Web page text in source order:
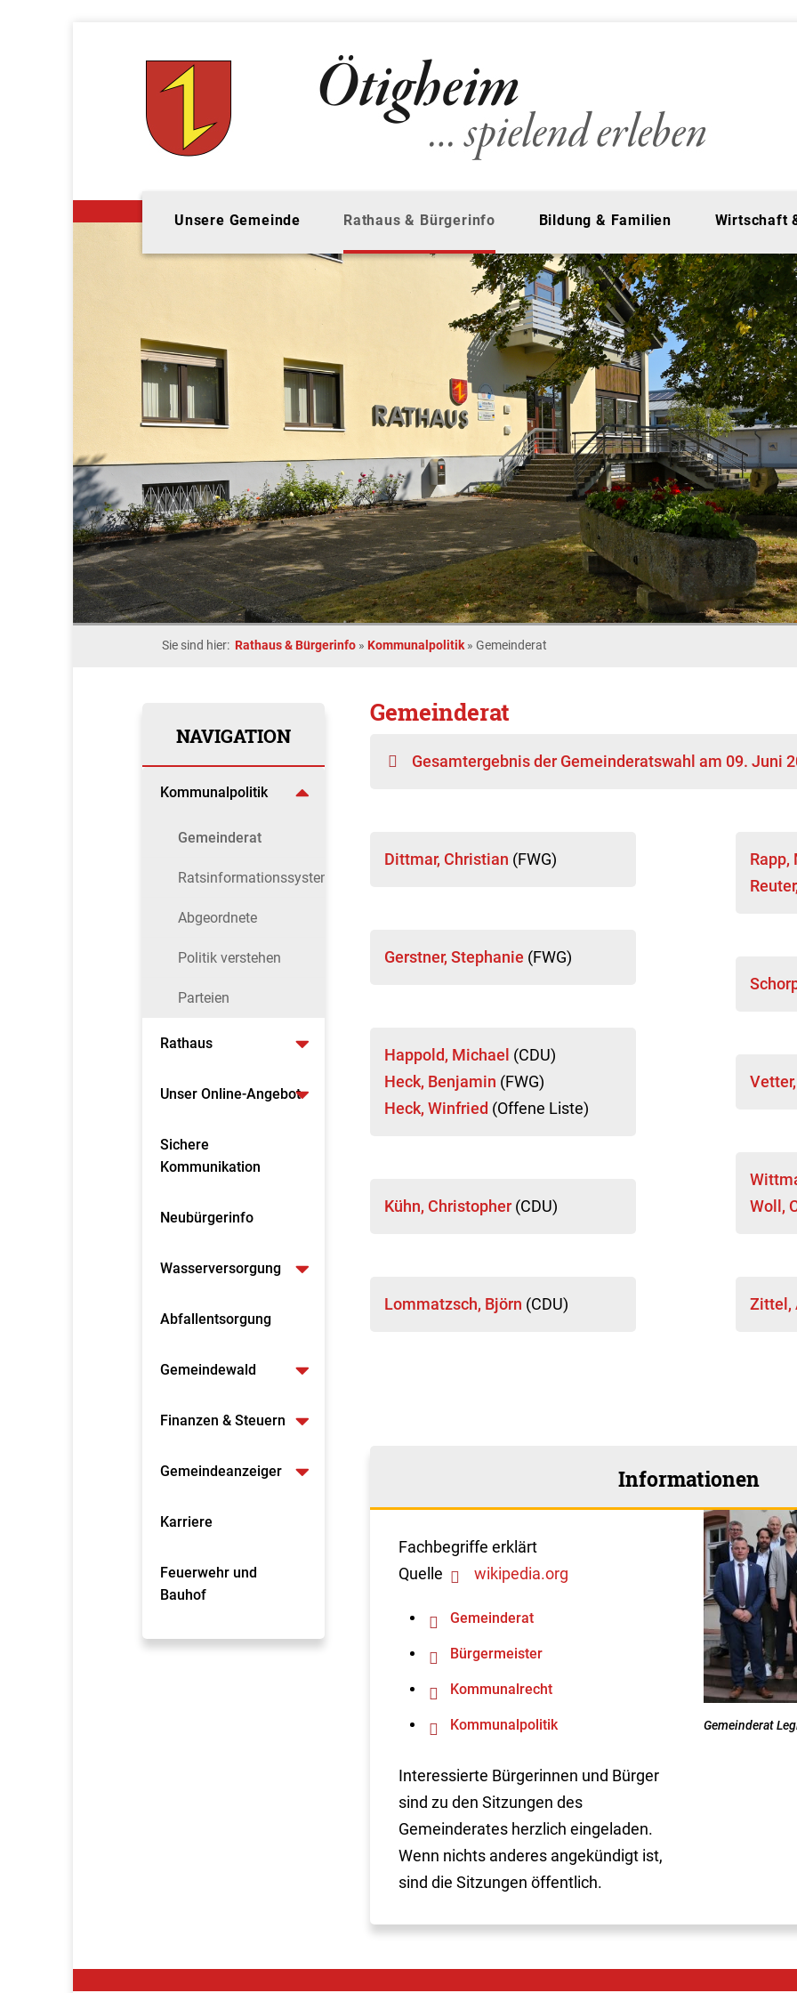
Unsere Gemeinde Rathaus & Bürgerinfo Bildung & Familien Wirtschaft
Sie sind hier: Rathaus & Bürgerinfo » Kommunalpolitik » Gemeinderat
NAVIGATION
Kommunalpolitik
Gemeinderat
Ratsinformationssystem
Abgeordnete
Politik verstehen
Parteien
Rathaus
Unser Online-Angebot
Sichere
Kommunikation
Neubürgerinfo
Wasserversorgung
Abfallentsorgung
Gemeindewald
Finanzen & Steuern
Gemeindeanzeiger
Karriere
Feuerwehr und
Bauhof
Gemeinderat
Gesamtergebnis der Gemeinderatswahl am 09. Juni
Dittmar, Christian (FWG)
Gerstner, Stephanie (FWG)
Happold, Michael (CDU)
Heck, Benjamin (FWG)
Heck, Winfried (Offene Liste)
Kühn, Christopher(CDU)
Lommatzsch, Björn (CDU)
Rapp,
Woll,
Zittel,
Informationen
Fachbegriffe erklärt
Quelle
wikipedia.org
Gemeinderat
Bürgermeister
Kommunalrecht
Kommunalpolitik
Interessierte Bürgerinnen und Bürger
sind zu den Sitzungen des
Gemeinderates herzlich eingeladen.
Wenn nichts anderes angekündigt ist,
sind die Sitzungen öffentlich.
Gemeinderat